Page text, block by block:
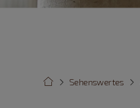
Sehenswertes